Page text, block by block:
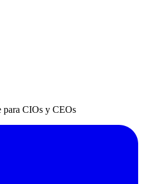
CIOs y CEOs